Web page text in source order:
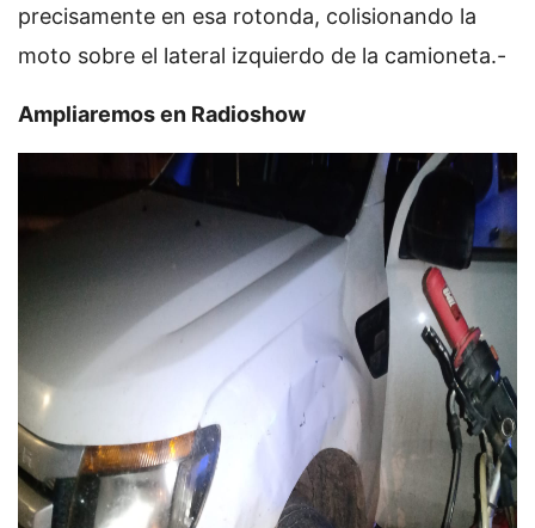
precisamente en esa rotonda, colisionando la
moto sobre el lateral izquierdo de la camioneta.-
Ampliaremos en Radioshow